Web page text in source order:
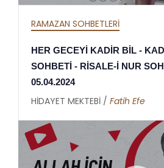
RAMAZAN SOHBETLERİ
HER GECEYİ KADİR BİL -
SOHBETİ - RİSALE-İ NUR
05.04.2024
HİDAYET MEKTEBİ / Fatih Efe